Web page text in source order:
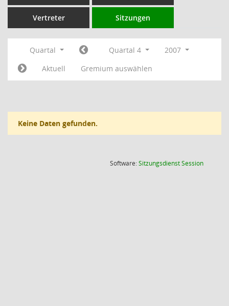
Vertreter Sitzungen
Quartal Quartal 4
2007
Aktuell
Gremium auswählen
Keine Daten gefunden.
Software:SitzungsdienstSession(Wird in